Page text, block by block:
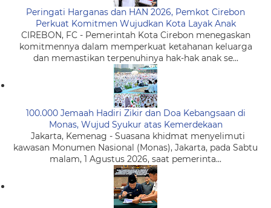
Peringati Harganas dan HAN 2026, Pemkot Cirebon
Perkuat Komitmen Wujudkan Kota Layak Anak
CIREBON, FC - Pemerintah Kota Cirebon menegaskan
komitmennya dalam memperkuat ketahanan keluarga
dan memastikan terpenuhinya hak-hak anak se...
100.000 Jemaah Hadiri Zikir dan Doa Kebangsaan di
Monas, Wujud Syukur atas Kemerdekaan
Jakarta, Kemenag - Suasana khidmat menyelimuti
kawasan Monumen Nasional (Monas), Jakarta, pada Sabtu
malam, 1 Agustus 2026, saat pemerinta...